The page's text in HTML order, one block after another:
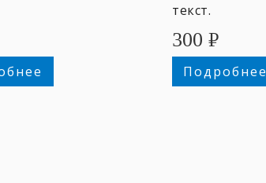
текст.
300 ₽
Подробнее